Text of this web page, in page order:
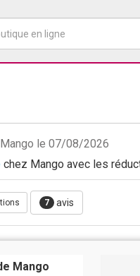
le 07/08/2026
chez Mango avec les
7 avis
Mango